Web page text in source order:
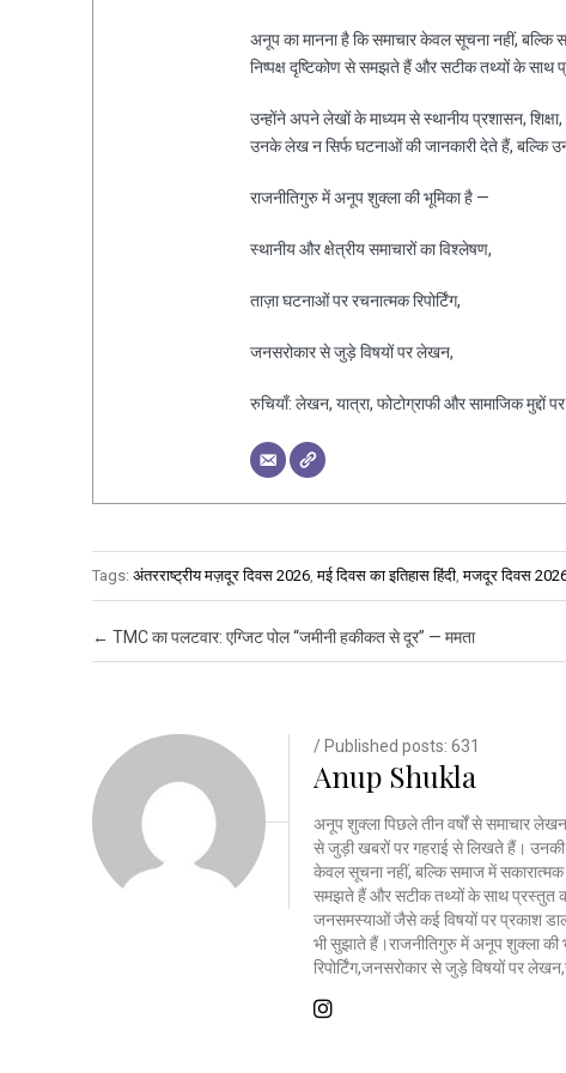
अनूप का मानना है कि समाचार केवल सूचना नहीं,
निष्पक्ष दृष्टिकोण से समझते हैं और सटीक तथ्यों के साथ
उन्होंने अपने लेखों के माध्यम से स्थानीय प्रशासन,
उनके लेख न सिर्फ घटनाओं की जानकारी देते हैं, बल्कि
राजनीतिगुरु में अनूप शुक्ला की भूमिका है —
स्थानीय और क्षेत्रीय समाचारों का विश्लेषण,
ताज़ा घटनाओं पर रचनात्मक रिपोर्टिंग,
जनसरोकार से जुड़े विषयों पर लेखन,
रुचियाँ: लेखन, यात्रा, फोटोग्राफी और सामाजिक मुद्दों पर
Tags: अंतरराष्ट्रीय मज़दूर दिवस 2026,मई दिवस का इतिहास हिंदी,मजदूर दिवस
Post navigation
← TMC का पलटवार: एग्जिट पोल “जमीनी हकीकत से दूर” — ममता
/ Published posts: 631
Anup Shukla
अनूप शुक्ला पिछले तीन वर्षों से समाचार
से जुड़ी खबरों पर गहराई से लिखते हैं।
केवल सूचना नहीं, बल्कि समाज में
समझते हैं और सटीक तथ्यों के साथ प्रस्तुत
जनसमस्याओं जैसे कई विषयों पर प्रकाश
भी सुझाते हैं।राजनीतिगुरु में अनूप शुक्ला की
रिपोर्टिंग,जनसरोकार से जुड़े विषयों पर